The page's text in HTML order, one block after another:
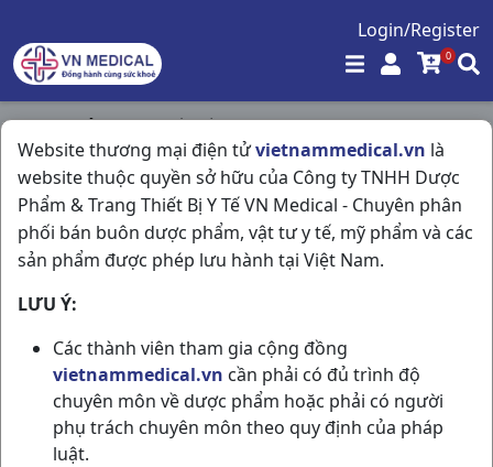
Login/Register
0
Website thương mại điện tửvietnammedical.vn là
website thuộc quyền sở hữu của Công ty TNHH Dược
Phẩm & Trang Thiết Bị Y Tế VN Medical - Chuyên phân
phối bán buôn dược phẩm, vật tư y tế, mỹ phẩm và các
sản phẩm được phép lưu hành tại Việt Nam.
LƯU Ý:
Các thành viên tham gia cộng đồng
vietnammedical.vn cần phải có đủ trình độ
chuyên môn về dược phẩm hoặc phải có người
phụ trách chuyên môn theo quy định của pháp
luật.
Trang chủ / Nội Tiết Tố - Phụ Khoa - Nam Khoa /
Viagra 100mg H4vbf Pfizer